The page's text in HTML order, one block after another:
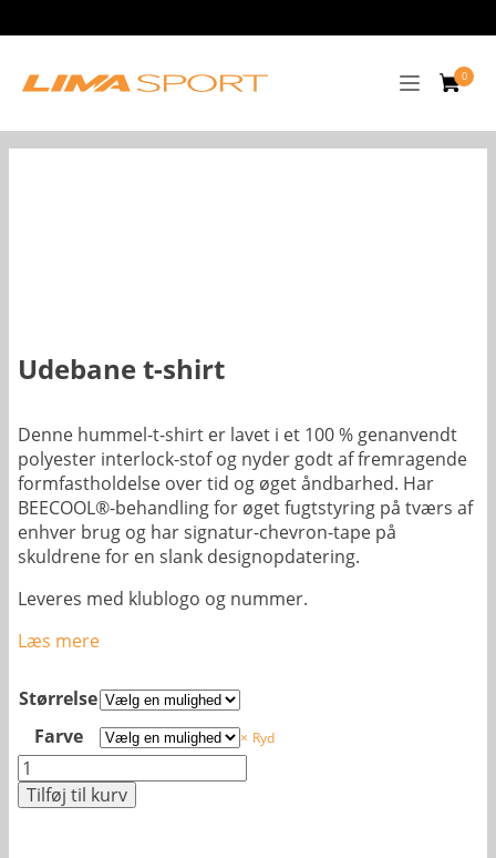
Udebane t-shirt
Denne hummel-t-shirt er lavet i et 100 % genanvendt
polyester interlock-stof og nyder godt af fremragende
formfastholdelse over tid og øget åndbarhed. Har
BEECOOL®-behandling for øget fugtstyring på tværs af
enhver brug og har signatur-chevron-tape på
skuldrene for en slank designopdatering.
Leveres med klublogo og nummer.
Læs mere
Størrelse
Farve
Ryd
Udebane
t-
shirt
Tilføj til kurv